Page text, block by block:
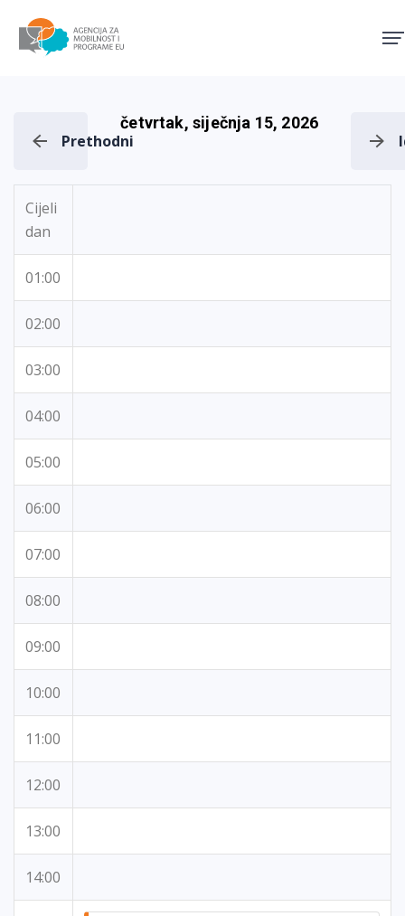
Prethodni
četvrtak, siječnja 15, 2026
Cijeli
dan
01:00
02:00
03:00
04:00
05:00
06:00
07:00
08:00
09:00
10:00
11:00
12:00
13:00
14:00